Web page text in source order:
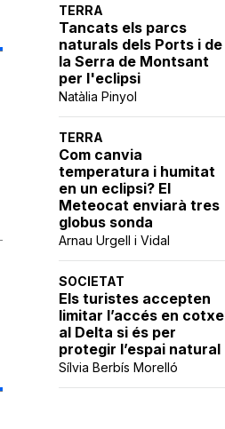
TERRA
Tancats els parcs
naturals dels Ports i de
la Serra de Montsant
per l'eclipsi
Natàlia Pinyol
TERRA
Com canvia
temperatura i humitat
en un eclipsi? El
Meteocat enviarà tres
globus sonda
Arnau Urgell i Vidal
SOCIETAT
Els turistes accepten
limitar l’accés en cotxe
al Delta si és per
protegir l’espai natural
Sílvia Berbís Morelló